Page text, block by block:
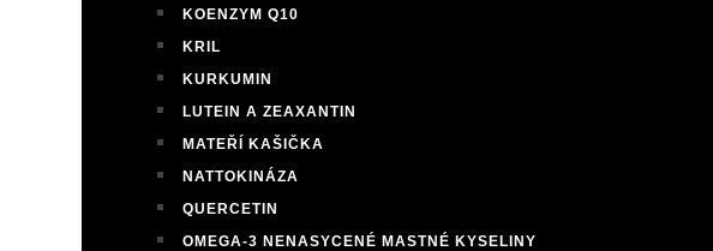
KOENZYM Q10
KRIL
KURKUMIN
LUTEIN A ZEAXANTIN
MATEŘÍ KAŠIČKA
NATTOKINÁZA
QUERCETIN
OMEGA-3 NENASYCENÉ MASTNÉ KYSELINY